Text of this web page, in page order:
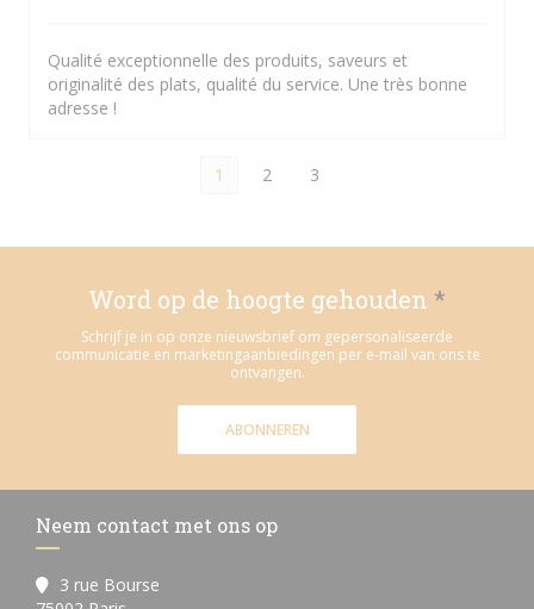
Qualité exceptionnelle des produits, saveurs et
originalité des plats, qualité du service. Une très bonne
adresse !
1 2 3
Word op de hoogte gehouden *
Schrijf je in op onze nieuwsbrief om gepersonaliseerde
communicatie en marketingaanbiedingen per e-mail van ons te
ontvangen.
ABONNEREN
Neem contact met ons op
3 rue Bourse